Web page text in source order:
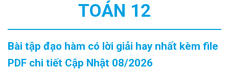
TOÁN 12
Bài tập đạo hàm có lời giải hay nhất kèm file
PDF chi tiết Cập Nhật 08/2026